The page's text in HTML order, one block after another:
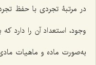
در مرتبۀ تجردی با حفظ
وجود، استعداد آن را دارد
به‌صورت ماده و ماهیات